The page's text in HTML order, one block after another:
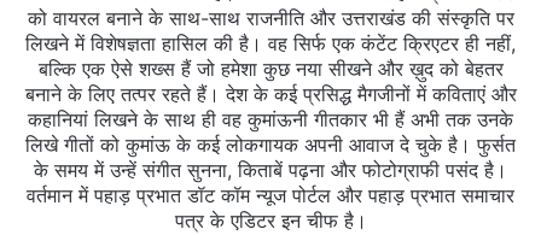
को वायरल बनाने के साथ-साथ राजनीति और उत्तराखंड की संस्कृति पर
लिखने में विशेषज्ञता हासिल की है। वह सिर्फ एक कंटेंट क्रिएटर ही नहीं,
बल्कि एक ऐसे शख्स हैं जो हमेशा कुछ नया सीखने और ख़ुद को बेहतर
बनाने के लिए तत्पर रहते हैं। देश के कई प्रसिद्ध मैगजीनों में कविताएं और
कहानियां लिखने के साथ ही वह कुमांऊनी गीतकार भी हैं अभी तक उनके
लिखे गीतों को कुमांऊ के कई लोकगायक अपनी आवाज दे चुके है। फुर्सत
के समय में उन्हें संगीत सुनना, किताबें पढ़ना और फोटोग्राफी पसंद है।
वर्तमान में पहाड़ प्रभात डॉट कॉम न्यूज पोर्टल और पहाड़ प्रभात समाचार
पत्र के एडिटर इन चीफ है।